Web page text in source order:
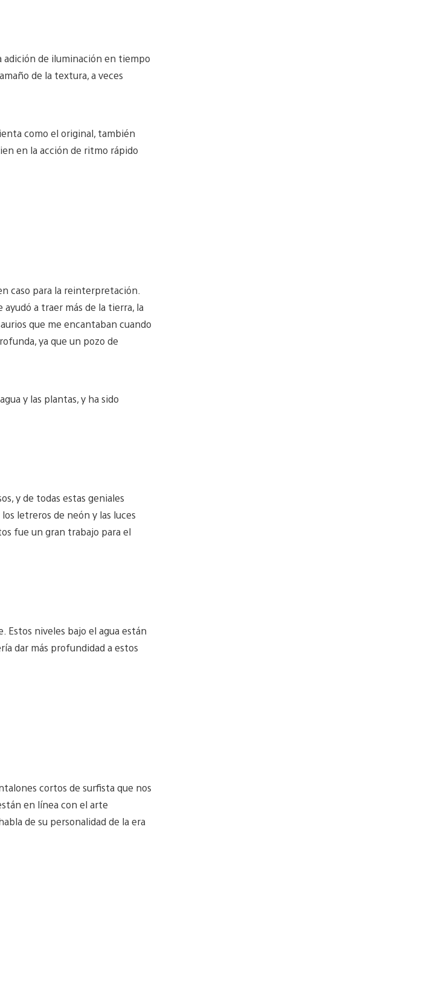
adición de iluminación en tiempo
de la textura, a veces
como el original, también
en la acción de ritmo rápido
caso para la reinterpretación.
a traer más de la tierra, la
que me encantaban cuando
ya que un pozo de
y las plantas, y ha sido
y de todas estas geniales
letreros de neón y las luces
fue un gran trabajo para el
Estos niveles bajo el agua están
dar más profundidad a estos
cortos de surfista que nos
en línea con el arte
de su personalidad de la era